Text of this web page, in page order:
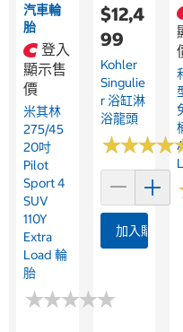
汽車輪
胎
登入
顯示售
價
米其林
275/45
20吋
Pilot
Sport 4
SUV
110Y
Extra
Load 輪
胎
★★★★★
★★★★★
$12,4
99
Kohler
Singulie
R 浴缸淋
浴龍頭
★★★★
★★★★
加入購物車